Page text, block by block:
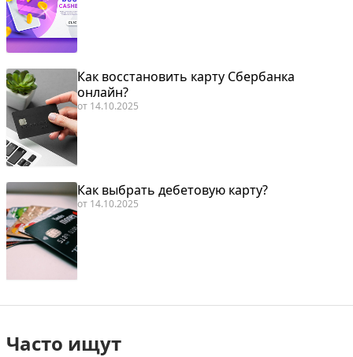
Как восстановить карту Сбербанка
онлайн?
от 14.10.2025
Как выбрать дебетовую карту?
от 14.10.2025
Часто ищут